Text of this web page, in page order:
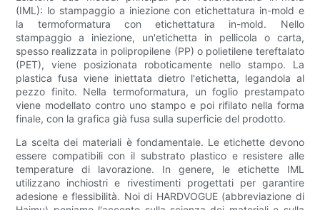
(IML): lo stampaggio a iniezione con etichettatura in-mold e
la termoformatura con etichettatura in-mold. Nello
stampaggio a iniezione, un'etichetta in pellicola o carta,
spesso realizzata in polipropilene (PP) o polietilene tereftalato
(PET), viene posizionata roboticamente nello stampo. La
plastica fusa viene iniettata dietro l'etichetta, legandola al
pezzo finito. Nella termoformatura, un foglio prestampato
viene modellato contro uno stampo e poi rifilato nella forma
finale, con la grafica già fusa sulla superficie del prodotto.
La scelta dei materiali è fondamentale. Le etichette devono
essere compatibili con il substrato plastico e resistere alle
temperature di lavorazione. In genere, le etichette IML
utilizzano inchiostri e rivestimenti progettati per garantire
adesione e flessibilità. Noi di HARDVOGUE (abbreviazione di